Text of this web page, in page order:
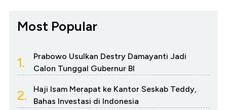
Most Popular
1.
Prabowo Usulkan Destry Damayanti Jadi
Calon Tunggal Gubernur BI
2.
Haji Isam Merapat ke Kantor Seskab Teddy,
Bahas Investasi di Indonesia